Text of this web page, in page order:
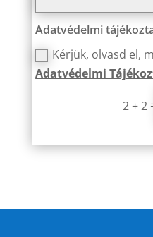
Adatvédelmi
Kérjük, olvasd el,
Adatvédelmi
2 + 2